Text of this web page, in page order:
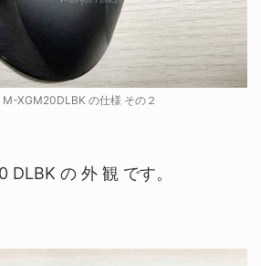
M-XGM20DLBK の仕様 その２
の 外 観 です。